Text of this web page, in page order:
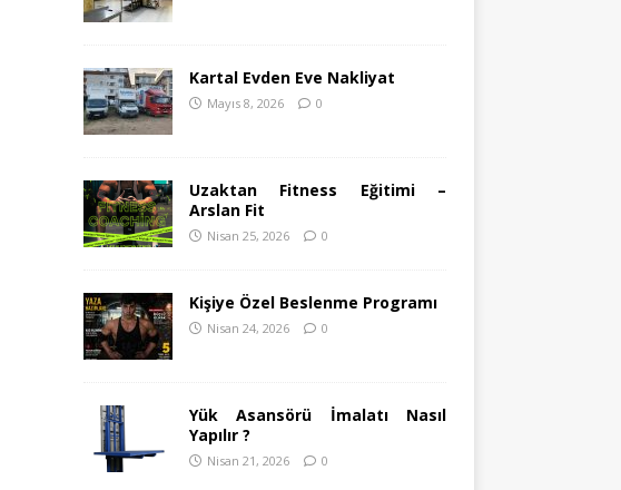
Kartal Evden Eve Nakliyat
Mayıs 8, 2026 0
Uzaktan Fitness Eğitimi –
Arslan Fit
Nisan 25, 2026 0
Kişiye Özel Beslenme Programı
Nisan 24, 2026 0
Yük Asansörü İmalatı Nasıl
Yapılır ?
Nisan 21, 2026 0